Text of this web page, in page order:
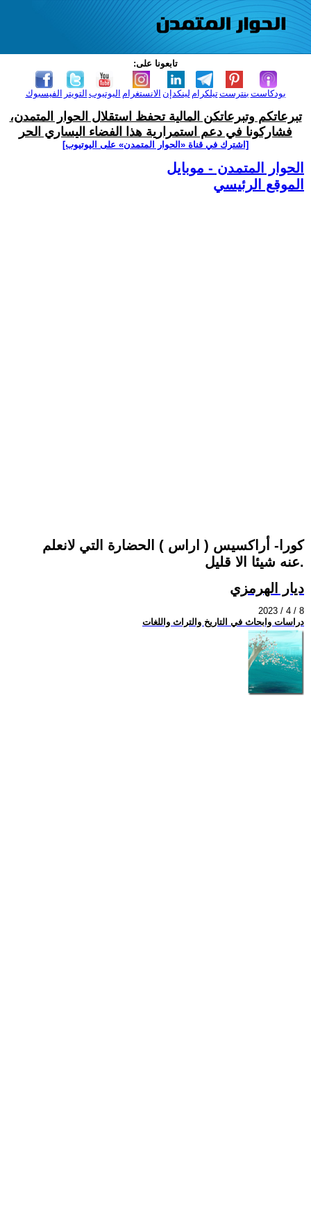
تابعونا على:
الفيسبوك التويتر اليوتيوب الانستغرام لينكدإن تيلكرامبنترست بودكاست
تبرعاتكم وتبرعاتكن المالية تحفظ استقلال الحوار المتمدن،
فشاركونا في دعم استمرارية هذا الفضاء اليساري الحر
[اشترك في قناة ‫«الحوار المتمدن» على اليوتيوب]
الحوار المتمدن - موبايل
الموقع الرئيسي
كورا- أراكسيس ( اراس ) الحضارة التي لانعلم
عنه شيئا الا قليل.
ديار الهرمزي
2023 / 4 / 8
دراسات وابحاث في التاريخ والتراث واللغات